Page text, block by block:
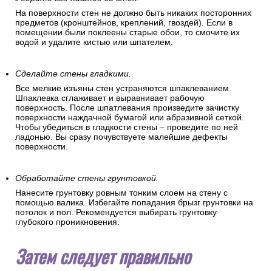
Проследите, чтобы на стенах не было сырости.
На стенах, которые имеют внешний контакт с улицей, могут
появляться капли влаги, запах сырости и грибок. Если вы
обнаружили в помещении такие признаки – устраните
Уберите все лишнее со стен.
На поверхности стен не должно быть никаких посторонних
предметов (кронштейнов, креплений, гвоздей). Если в
помещении были поклеены старые обои, то смочите их
водой и удалите кистью или шпателем.
Шпаклевка сглаживает и выравнивает рабочую
поверхность. После шпатлевания произведите зачистку
поверхности наждачной бумагой или абразивной сеткой.
Чтобы убедиться в гладкости стены – проведите по ней